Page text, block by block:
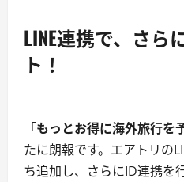
LINE連携で、さら
ト！
「もっとお得に海外旅行を
たに朗報です。エアトリの
ち追加し、さらにID連携を行